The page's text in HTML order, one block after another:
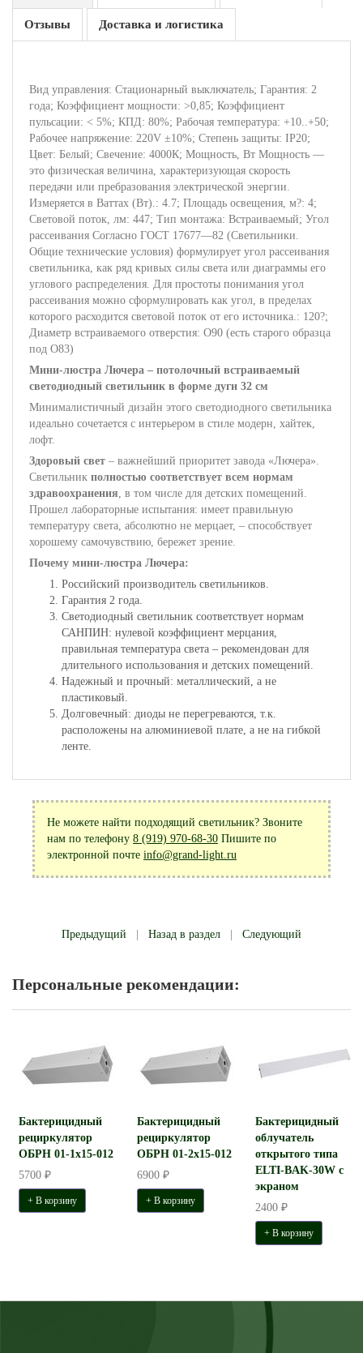
Отзывы Доставка и логистика
Вид управления: Стационарный выключатель; Гарантия: 2
года; Коэффициент мощности: >0,85; Коэффициент
пульсации: < 5%; КПД: 80%; Рабочая температура: +10..+50;
Рабочее напряжение: 220V ±10%; Степень защиты: IP20;
Цвет: Белый; Свечение: 4000К; Мощность, Вт Мощность —
это физическая величина, характеризующая скорость
передачи или пребразования электрической энергии.
Измеряется в Ваттах (Вт).: 4.7; Площадь освещения, м?: 4;
Световой поток, лм: 447; Тип монтажа: Встраиваемый; Угол
рассеивания Согласно ГОСТ 17677—82 (Светильники.
Общие технические условия) формулирует угол рассеивания
светильника, как ряд кривых силы света или диаграммы его
углового распределения. Для простоты понимания угол
рассеивания можно сформулировать как угол, в пределах
которого расходится световой поток от его источника.: 120?;
Диаметр встраиваемого отверстия: O90 (есть старого образца
под O83)
Мини-люстра Лючера – потолочный встраиваемый
светодиодный светильник в форме дуги 32 см
Минималистичный дизайн этого светодиодного светильника
идеально сочетается с интерьером в стиле модерн, хайтек,
лофт.
Здоровый свет – важнейший приоритет завода «Лючера».
Светильник полностью соответствует всем нормам
здравоохранения, в том числе для детских помещений.
Прошел лабораторные испытания: имеет правильную
температуру света, абсолютно не мерцает, – способствует
хорошему самочувствию, бережет зрение.
Почему мини-люстра Лючера:
Российский производитель светильников.
Гарантия 2 года.
Светодиодный светильник соответствует нормам
САНПИН: нулевой коэффициент мерцания,
правильная температура света – рекомендован для
длительного использования и детских помещений.
Надежный и прочный: металлический, а не
пластиковый.
Долговечный: диоды не перегреваются, т.к.
расположены на алюминиевой плате, а не на гибкой
ленте.
Не можете найти подходящий светильник? Звоните
нам по телефону 8 (919) 970-68-30 Пишите по
электронной почте info@grand-light.ru
Предыдущий Назад в раздел Следующий
Персональные рекомендации:
Бактерицидный
рециркулятор
ОБРН 01-1x15-012
5700 ₽
+ В корзину
Бактерицидный
рециркулятор
ОБРН 01-2x15-012
6900 ₽
+ В корзину
Бактерицидный
облучатель
открытого типа
ELTI-BAK-30W с
экраном
2400 ₽
+ В корзину